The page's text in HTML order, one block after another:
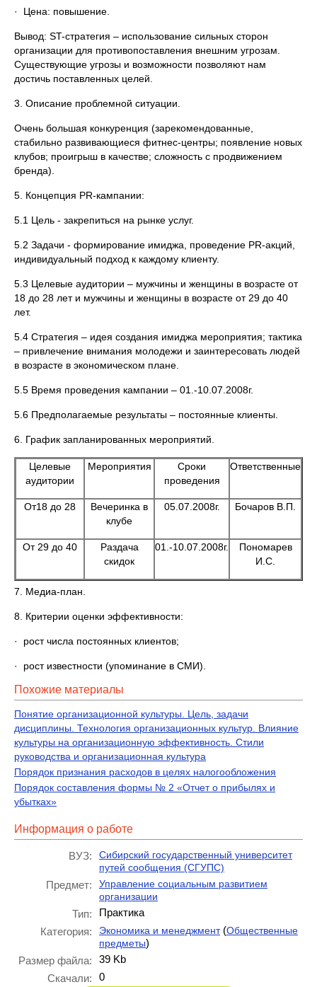
· Цена: повышение.
Вывод: ST-стратегия – использование сильных сторон
организации для противопоставления внешним угрозам.
Существующие угрозы и возможности позволяют нам
достичь поставленных целей.
3. Описание проблемной ситуации.
Очень большая конкуренция (зарекомендованные,
стабильно развивающиеся фитнес-центры; появление новых
клубов; проигрыш в качестве; сложность с продвижением
бренда).
5. Концепция PR-кампании:
5.1 Цель - закрепиться на рынке услуг.
5.2 Задачи - формирование имиджа, проведение PR-акций,
индивидуальный подход к каждому клиенту.
5.3 Целевые аудитории – мужчины и женщины в возрасте от
18 до 28 лет и мужчины и женщины в возрасте от 29 до 40
лет.
5.4 Стратегия – идея создания имиджа мероприятия; тактика
– привлечение внимания молодежи и заинтересовать людей
в возрасте в экономическом плане.
5.5 Время проведения кампании – 01.-10.07.2008г.
5.6 Предполагаемые результаты – постоянные клиенты.
6. График запланированных мероприятий.
Целевые
аудитории
Мероприятия
Сроки
проведения
Ответственные
От18 до 28
Вечеринка в
клубе
05.07.2008г. Бочаров В.П.
От 29 до 40
Раздача
скидок
01.-10.07.2008г.
Пономарев
И.С.
7. Медиа-план.
8. Критерии оценки эффективности:
· рост числа постоянных клиентов;
· рост известности (упоминание в СМИ).
Похожие материалы
Понятие организационной культуры. Цель, задачи
дисциплины. Технология организационных культур. Влияние
культуры на организационную эффективность. Стили
руководства и организационная культура
Порядок признания расходов в целях налогообложения
Порядок составления формы № 2 «Отчет о прибылях и
убытках»
Информация о работе
ВУЗ:
Сибирский государственный университет
путей сообщения (СГУПС)
Предмет:
Управление социальным развитием
организации
Тип:
Практика
Категория:
Экономика и менеджмент(Общественные
предметы)
Размер файла:
39 Kb
Скачали:
0